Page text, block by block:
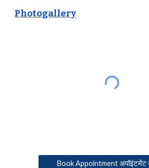
Photogallery
Book Appointment अपॉइंटमेंट